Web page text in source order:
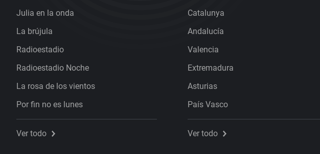
Julia en la onda
La brújula
Radioestadio
Radioestadio Noche
La rosa de los vientos
Por fin no es lunes
Ver todo
Catalunya
Andalucía
Valencia
Extremadura
Asturias
País Vasco
Ver todo